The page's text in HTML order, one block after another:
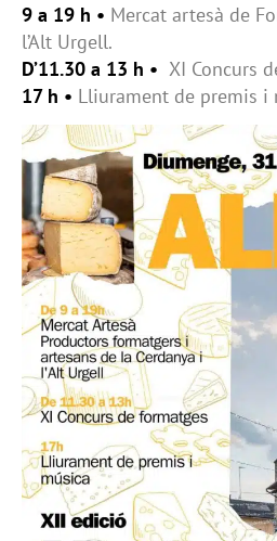
9 a 19 h • Mercat artesà de
l’Alt Urgell.
D’11.30 a 13 h • XI Concurs
17 h • Lliurament de premis i